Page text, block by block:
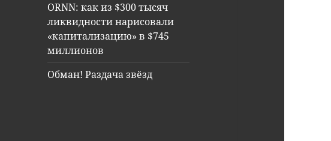
ORNN: как из $300 тысяч
ликвидности нарисовали
«капитализацию» в $745
миллионов
Обман! Раздача звёзд